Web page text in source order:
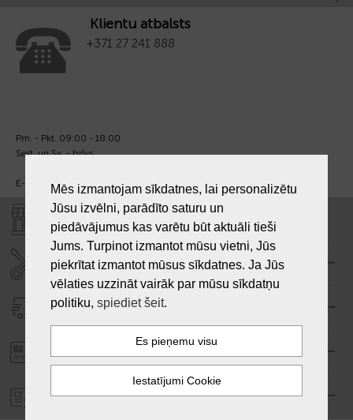
Klientu atbalsts
+371 27 241 888
Pm. - Pkt. 09:00 - 18:00
Sest. un Sv. - brīvs.
E-pasts:info@laiksjewellery.lv
VEIKALI "LAIKS"
SERVISA CENTRS "LAIKS"
PIEGĀDE
PASŪTĪJUMA APMAKSA
GARANTIJA
Mēs izmantojam sīkdatnes, lai personalizētu
Jūsu izvēlni, parādīto saturu un
piedāvājumus kas varētu būt aktuāli tieši
Jums. Turpinot izmantot mūsu vietni, Jūs
piekrītat izmantot mūsus sīkdatnes. Ja Jūs
vēlaties uzzināt vairāk par mūsu sīkdatņu
politiku, spiediet šeit.